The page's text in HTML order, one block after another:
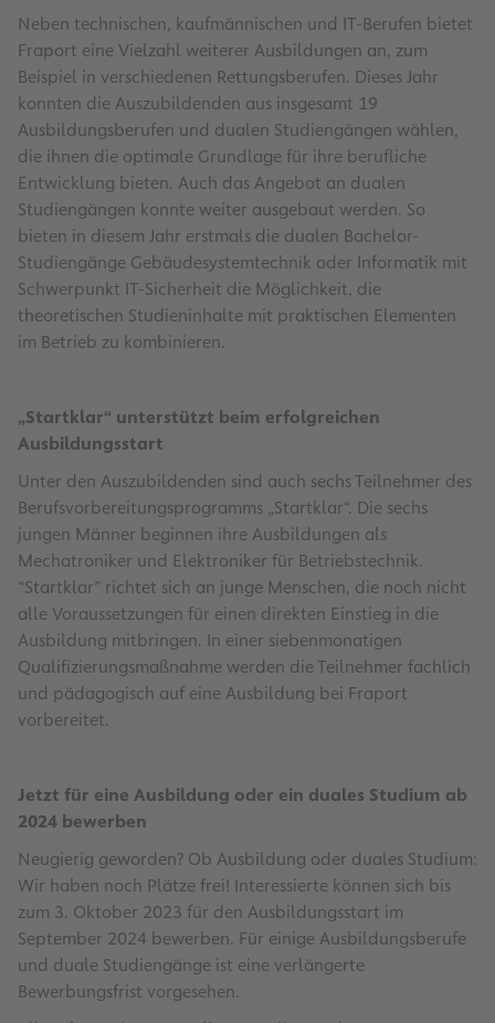
Neben technischen, kaufmännischen und IT-Berufen bietet
Fraport eine Vielzahl weiterer Ausbildungen an, zum
Beispiel in verschiedenen Rettungsberufen. Dieses Jahr
konnten die Auszubildenden aus insgesamt 19
Ausbildungsberufen und dualen Studiengängen wählen,
die ihnen die optimale Grundlage für ihre berufliche
Entwicklung bieten. Auch das Angebot an dualen
Studiengängen konnte weiter ausgebaut werden. So
bieten in diesem Jahr erstmals die dualen Bachelor-
Studiengänge Gebäudesystemtechnik oder Informatik mit
Schwerpunkt IT-Sicherheit die Möglichkeit, die
theoretischen Studieninhalte mit praktischen Elementen
im Betrieb zu kombinieren.
„Startklar“ unterstützt beim erfolgreichen
Ausbildungsstart
Unter den Auszubildenden sind auch sechs Teilnehmer des
Berufsvorbereitungsprogramms „Startklar“. Die sechs
jungen Männer beginnen ihre Ausbildungen als
Mechatroniker und Elektroniker für Betriebstechnik.
“Startklar” richtet sich an junge Menschen, die noch nicht
alle Voraussetzungen für einen direkten Einstieg in die
Ausbildung mitbringen. In einer siebenmonatigen
Qualifizierungsmaßnahme werden die Teilnehmer fachlich
und pädagogisch auf eine Ausbildung bei Fraport
vorbereitet.
Jetzt für eine Ausbildung oder ein duales Studium ab
2024 bewerben
Neugierig geworden? Ob Ausbildung oder duales Studium:
Wir haben noch Plätze frei! Interessierte können sich bis
zum 3. Oktober 2023 für den Ausbildungsstart im
September 2024 bewerben. Für einige Ausbildungsberufe
und duale Studiengänge ist eine verlängerte
Bewerbungsfrist vorgesehen.